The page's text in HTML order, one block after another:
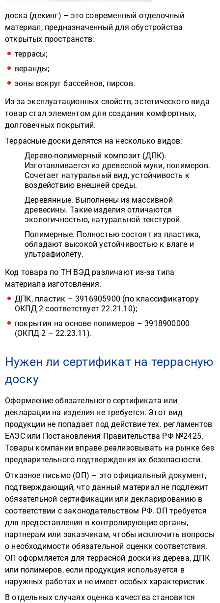
доска (декинг) – это современный отделочный
материал, предназначенный для обустройства
открытых пространств:
террасы;
веранды;
зоны вокруг бассейнов, пирсов.
Из-за эксплуатационных свойств, эстетического вида
товар стал элементом для создания комфортных,
долговечных покрытий.
Террасные доски делятся на несколько видов:
Дерево-полимерный композит (ДПК).
Изготавливается из древесной муки, полимеров.
Сочетает натуральный вид, устойчивость к
воздействию внешней среды.
Деревянные. Выполнены из массивной
древесины. Такие изделия отличаются
экологичностью, натуральной текстурой.
Полимерные. Полностью состоят из пластика,
обладают высокой устойчивостью к влаге и
ультрафиолету.
Код товара по ТН ВЭД различают из-за типа
материала изготовления:
ДПК, пластик – 3916905900 (по классификатору
ОКПД 2 соответствует 22.21.10);
покрытия на основе полимеров – 3918900000
(ОКПД 2 – 22.23.11).
Нужен ли сертификат на террасную
доску
Оформление обязательного сертификата или
декларации на изделия не требуется. Этот вид
продукции не попадает под действие тех. регламентов
ЕАЭС или Постановления Правительства РФ №2425.
Товары компании вправе реализовывать на рынке без
предварительного подтверждения их безопасности.
Отказное письмо (ОП) – это официальный документ,
подтверждающий, что данный материал не подлежит
обязательной сертификации или декларированию в
соответствии с законодательством РФ. ОП требуется
для предоставления в контролирующие органы,
партнерам или заказчикам, чтобы исключить вопросы
о необходимости обязательной оценки соответствия.
ОП оформляется для террасной доски из дерева, ДПК
или полимеров, если продукция используется в
наружных работах и не имеет особых характеристик.
В отдельных случаях оценка качества становится